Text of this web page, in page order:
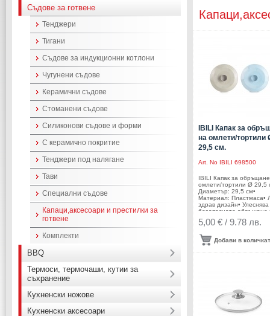
IBILI Капак за
на омлети/тортили
29,5 см.
Art. No IBILI 698500
IBILI Капак за
омлети/тортили Ø 29,5
Диаметър: 29,5 см•
Материал: Пластмаса•
здрав дизайн• Улеснява
безопасното обръщане
омлети, испанска
палачинки и други
ръба на тигана за по-
и безопасно обръщане•
съдомиялна машина•
Производител: IBILI /
Испания
5,00 € / 9.78 лв.
Добави в
Съдове за готвене
Тенджери
Тигани
Съдове за индукционни котлони
Чугунени съдове
Керамични съдове
Стоманени съдове
Силиконови съдове и форми
С керамично покритие
Тенджери под налягане
Тави
Специални съдове
Капаци,аксесоари и престилки за
готвене
Комплекти
BBQ
Термоси, термочаши, кутии за
съхранение
Кухненски ножове
Кухненски аксесоари